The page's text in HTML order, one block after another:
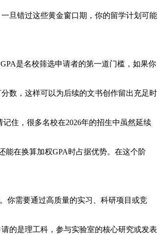
旦错过这些黄金窗口期，你的留学计划可能
是名校筛选申请者的第一道门槛，如果你
数，这样可以为后续的文书创作留出充足时
住，很多名校在2026年的招生中虽然延续
能在换算加权GPA时占据优势。在这个阶
你需要通过高质量的实习、科研项目或竞
的是理工科，参与实验室的核心研究或发表